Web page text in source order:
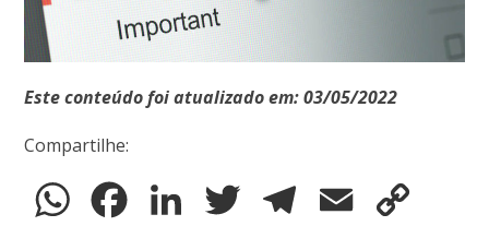
Este conteúdo foi atualizado em: 03/05/2022
Compartilhe:
WhatsAppFacebookLinkedIn Twitter TelegramEmail